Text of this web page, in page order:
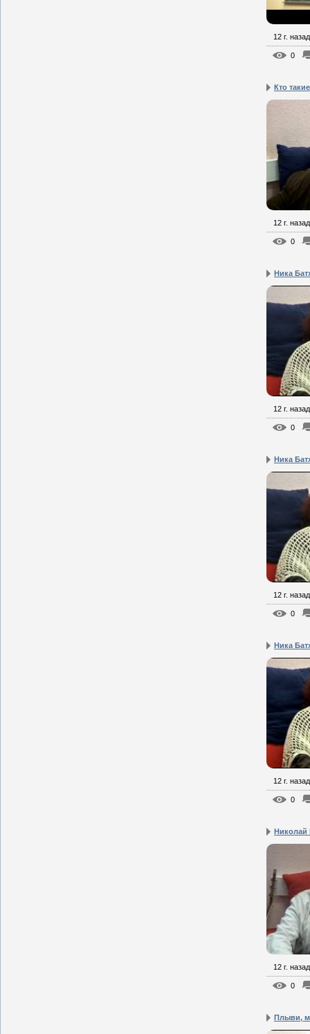
12 г. назад
0
Кто
12 г. назад
0
Ника
12 г. назад
0
Ника
12 г. назад
0
Ника
12 г. назад
0
Николай
12 г. назад
0
Плыви,